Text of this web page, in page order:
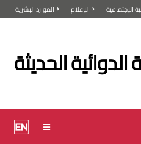
الإجتماعية الإعلام الموارد البشرية
الحديثة